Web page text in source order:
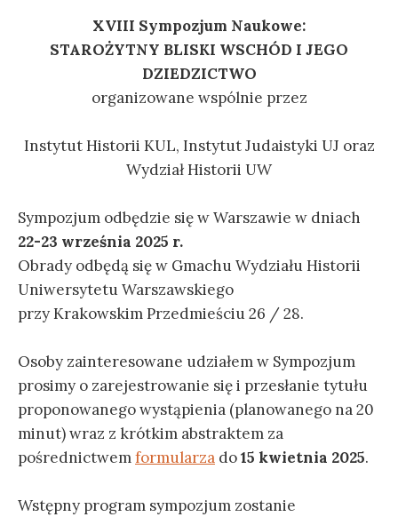
XVIII Sympozjum Naukowe:
STAROŻYTNY BLISKI WSCHÓD I JEGO
DZIEDZICTWO
organizowane wspólnie przez
Instytut Historii KUL, Instytut Judaistyki UJ oraz
Wydział Historii UW
Sympozjum odbędzie się w Warszawie w dniach
22-23 września 2025 r.
Obrady odbędą się w Gmachu Wydziału Historii
Uniwersytetu Warszawskiego
przy Krakowskim Przedmieściu 26 / 28.
Osoby zainteresowane udziałem w Sympozjum
prosimy o zarejestrowanie się i przesłanie tytułu
proponowanego wystąpienia (planowanego na 20
minut) wraz z krótkim abstraktem za
pośrednictwemformularza do15 kwietnia 2025.
Wstępny program sympozjum zostanie